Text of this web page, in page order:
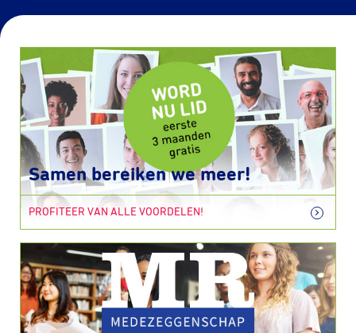
Samen bereiken we meer!
PROFITEER VAN ALLE VOORDELEN!